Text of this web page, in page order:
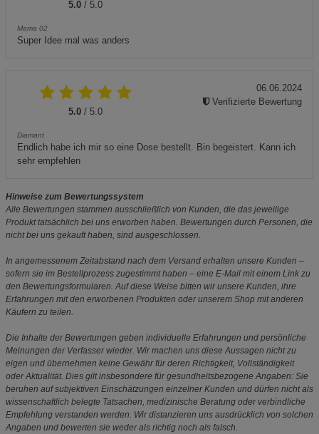
5.0 / 5.0
Mama 02
Super Idee mal was anders
5.0 / 5.0
Diamant
Endlich habe ich mir so eine Dose bestellt. Bin begeistert. Kann ich
sehr empfehlen
06.06.2024
Verifizierte Bewertung
Hinweise zum Bewertungssystem
Alle Bewertungen stammen ausschließlich von Kunden, die das jeweilige
Produkt tatsächlich bei uns erworben haben. Bewertungen durch Personen, die
nicht bei uns gekauft haben, sind ausgeschlossen.
In angemessenem Zeitabstand nach dem Versand erhalten unsere Kunden –
sofern sie im Bestellprozess zugestimmt haben – eine E-Mail mit einem Link zu
den Bewertungsformularen. Auf diese Weise bitten wir unsere Kunden, ihre
Erfahrungen mit den erworbenen Produkten oder unserem Shop mit anderen
Käufern zu teilen.
Die Inhalte der Bewertungen geben individuelle Erfahrungen und persönliche
Meinungen der Verfasser wieder. Wir machen uns diese Aussagen nicht zu
eigen und übernehmen keine Gewähr für deren Richtigkeit, Vollständigkeit
oder Aktualität. Dies gilt insbesondere für gesundheitsbezogene Angaben: Sie
beruhen auf subjektiven Einschätzungen einzelner Kunden und dürfen nicht als
wissenschaftlich belegte Tatsachen, medizinische Beratung oder verbindliche
Empfehlung verstanden werden. Wir distanzieren uns ausdrücklich von solchen
Angaben und bewerten sie weder als richtig noch als falsch.